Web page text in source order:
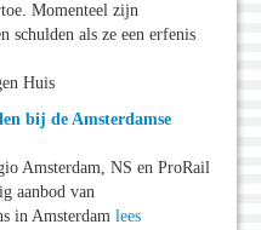
Momenteel zijn
schulden als ze een erfenis
Huis
bij de Amsterdamse
Amsterdam, NS en ProRail
aanbod van
in Amsterdam lees